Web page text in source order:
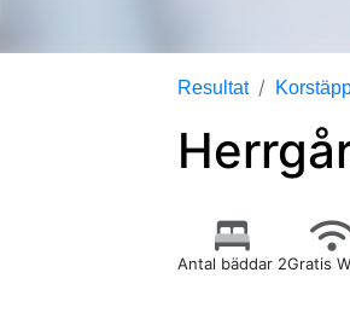
Resultat
Antal bäddar 2Gratis